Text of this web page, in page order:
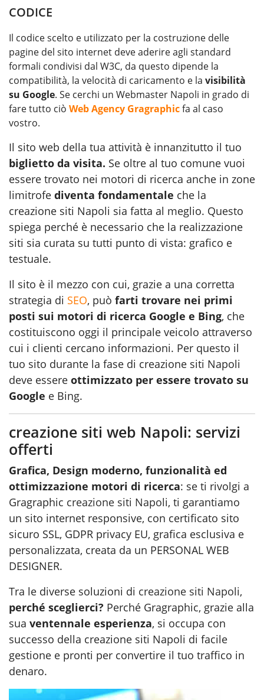
CODICE
Il codice scelto e utilizzato per la costruzione delle
pagine del sito internet deve aderire agli standard
formali condivisi dal W3C, da questo dipende la
compatibilità, la velocità di caricamento e la visibilità
su Google. Se cerchi un Webmaster Napoli in grado di
fare tutto ciò Web Agency Gragraphicfa al caso
vostro.
Il sito web della tua attività è innanzitutto il tuo
biglietto da visita. Se oltre al tuo comune vuoi
essere trovato nei motori di ricerca anche in zone
limitrofe diventa fondamentale che la
creazione siti Napoli sia fatta al meglio. Questo
spiega perché è necessario che la realizzazione
siti sia curata su tutti punto di vista: grafico e
testuale.
Il sito è il mezzo con cui, grazie a una corretta
strategia di SEO, può farti trovare nei primi
posti sui motori di ricerca Google e Bing, che
costituiscono oggi il principale veicolo attraverso
cui i clienti cercano informazioni. Per questo il
tuo sito durante la fase di creazione siti Napoli
deve essere ottimizzato per essere trovato su
Google e Bing.
creazione siti web Napoli: servizi
offerti
Grafica, Design moderno, funzionalità ed
ottimizzazione motori di ricerca: se ti rivolgi a
Gragraphic creazione siti Napoli, ti garantiamo
un sito internet responsive, con certificato sito
sicuro SSL, GDPR privacy EU, grafica esclusiva e
personalizzata, creata da un PERSONAL WEB
DESIGNER.
Tra le diverse soluzioni di creazione siti Napoli,
perché sceglierci? Perché Gragraphic, grazie alla
sua ventennale esperienza, si occupa con
successo della creazione siti Napoli di facile
gestione e pronti per convertire il tuo traffico in
denaro.